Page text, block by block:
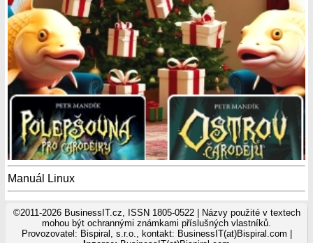
Manuál Linux
©2011-2026 BusinessIT.cz, ISSN 1805-0522 | Názvy použité v textech
mohou být ochrannými známkami příslušných vlastníků.
Provozovatel: Bispiral, s.r.o., kontakt: BusinessIT(at)Bispiral.com |